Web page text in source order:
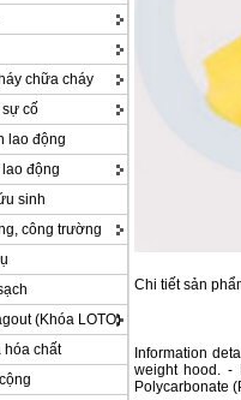
chữa cháy
cố
lao động
động
sinh
công trường
(Khóa LOTO)
hóa chất
Chi tiết sản
Information
weight hood. -
Polycarbonate